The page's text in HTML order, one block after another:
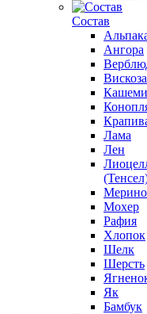
Состав
Ангора
Вискоза
Лама
Лен
Мохер
Рафия
Хлопок
Шелк
Шерсть
Як
Бамбук